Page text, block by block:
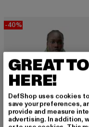
-40%
GREAT
HERE!
DefShop uses cookies
save your preferences,
provide and measure
advertising. In addition,